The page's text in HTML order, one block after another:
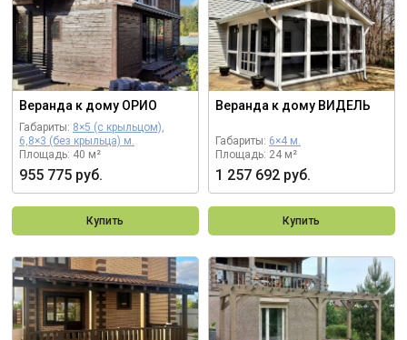
Веранда к дому ОРИО
Габариты: 8×5 (с крыльцом),
6,8×3 (без крыльца) м.
Площадь: 40 м²
955 775 руб.
Купить
Веранда к дому ВИДЕЛЬ
Габариты: 6×4 м.
Площадь: 24 м²
1 257 692 руб.
Купить